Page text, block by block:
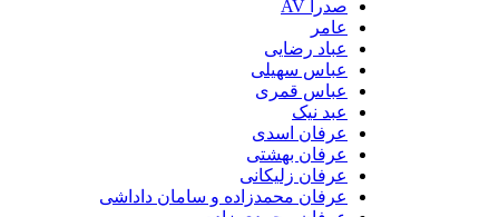
عباد رضایی
عباس سهیلی
عباس قمری
عبد نیک
عرفان اسدی
عرفان بهشتی
عرفان زلیکانی
عرفان محمدزاده و سامان داداشی